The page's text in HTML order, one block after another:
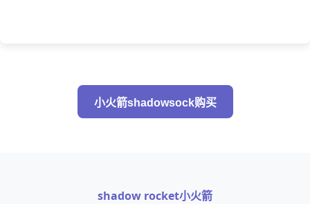
小火箭shadowsock购买
shadow rocket小火箭